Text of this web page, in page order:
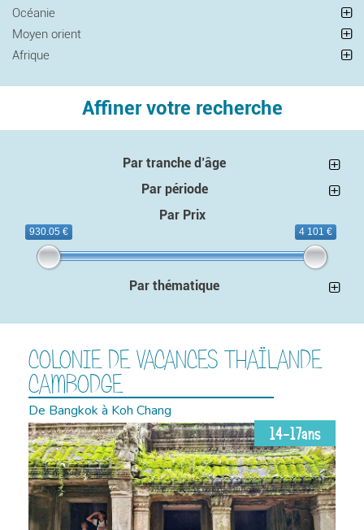
Océanie
Moyen orient
Afrique
Affiner votre recherche
Par tranche d’âge
Par période
Par Prix
930.05 € 4 101 €
Par thématique
COLONIE DE VACANCES THAÏLANDE
CAMBODGE
De Bangkok à Koh Chang
14-17ans